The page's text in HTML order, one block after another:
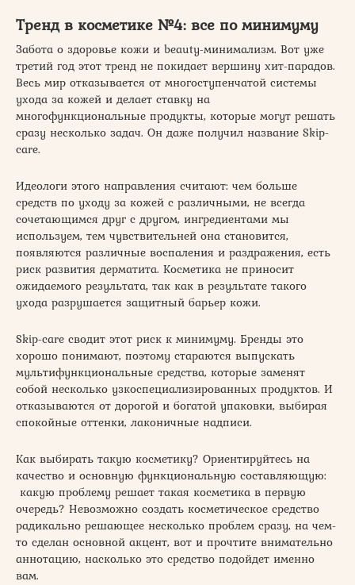
Тренд в косметике №4: все по минимуму⠀
Забота о здоровье кожи и beauty-минимализм. Вот уже
третий год этот тренд не покидает вершину хит-парадов.
Весь мир отказывается от многоступенчатой системы
ухода за кожей и делает ставку на
многофункциональные продукты, которые могут решать
сразу несколько задач. Он даже получил название Skip-
care.
Идеологи этого направления считают: чем больше
средств по уходу за кожей с различными, не всегда
сочетающимся друг с другом, ингредиентами мы
используем, тем чувствительней она становится,
появляются различные воспаления и раздражения, есть
риск развития дерматита. Косметика не приносит
ожидаемого результата, так как в результате такого
ухода разрушается защитный барьер кожи.
Skip-care сводит этот риск к минимуму. Бренды это
хорошо понимают, поэтому стараются выпускать
мультифункциональные средства, которые заменят
собой несколько узкоспециализированных продуктов. И
отказываются от дорогой и богатой упаковки, выбирая
спокойные оттенки, лаконичные надписи.
Как выбирать такую косметику? Ориентируйтесь на
качество и основную функциональную составляющую:
какую проблему решает такая косметика в первую
очередь? Невозможно создать косметическое средство
радикально решающее несколько проблем сразу, на чем-
то сделан основной акцент, вот и прочтите внимательно
аннотацию, насколько это средство подойдет именно
вам.